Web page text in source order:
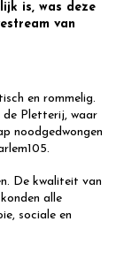
is, was deze
van
en rommelig.
de Pletterij, waar
noodgedwongen
De kwaliteit van
alle
sociale en